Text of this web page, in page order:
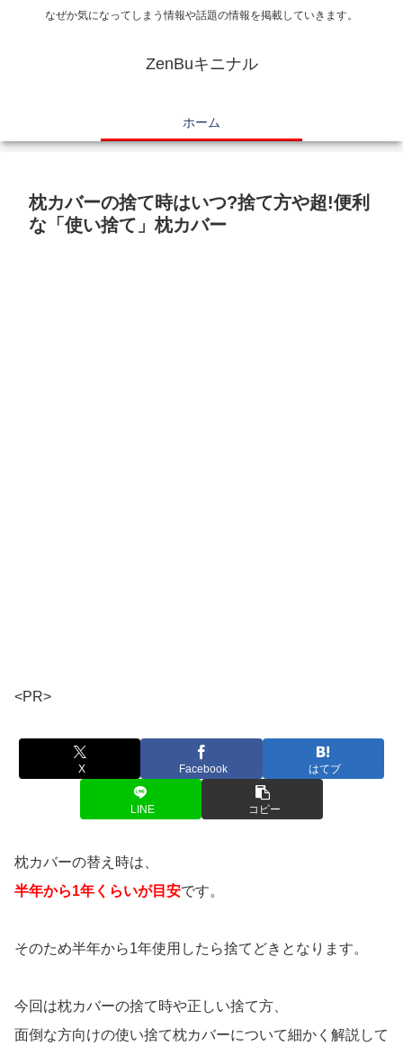
なぜか気になってしまう情報や話題の情報を掲載していきます。
ZenBuキニナル
ホーム
枕カバーの捨て時はいつ?捨て方や超!便利
な「使い捨て」枕カバー
<PR>
X Facebook はてブ
LINE コピー
枕カバーの替え時は、
半年から1年くらいが目安です。
そのため半年から1年使用したら捨てどきとなります。
今回は枕カバーの捨て時や正しい捨て方、
面倒な方向けの使い捨て枕カバーについて細かく解説して